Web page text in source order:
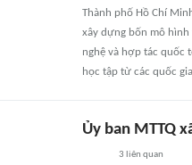
Thành phố Hồ Chí
xây dựng bốn mô hình
nghệ và hợp tác quốc
học tập từ các quốc
Ủy ban MTTQ
3 liên quan